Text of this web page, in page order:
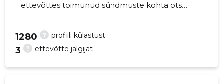
ettevõttes toimunud sündmuste kohta otse
? profiili külastust
1280
? ettevõtte jälgijat
3